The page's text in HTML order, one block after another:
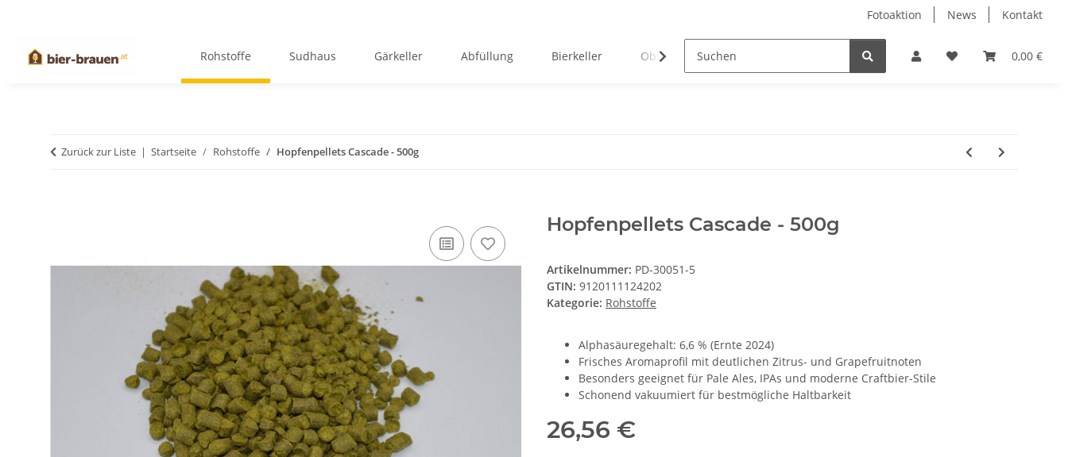
Fotoaktion News Kontakt
0,00 €
Rohstoffe Sudhaus Gärkeller Abfüllung Bierkeller Obstverarbeitung Nützliches Ersatzteile
Zurück zur Liste Startseite Rohstoffe Hopfenpellets Cascade - 500g
Hopfenpellets Cascade - 500g
Artikelnummer: PD-30051-5
GTIN: 9120111124202
Kategorie: Rohstoffe
Alphasäuregehalt: 6,6 % (Ernte 2024)
Frisches Aromaprofil mit deutlichen Zitrus- und Grapefruitnoten
Besonders geeignet für Pale Ales, IPAs und moderne Craftbier-Stile
Schonend vakuumiert für bestmögliche Haltbarkeit
26,56 €